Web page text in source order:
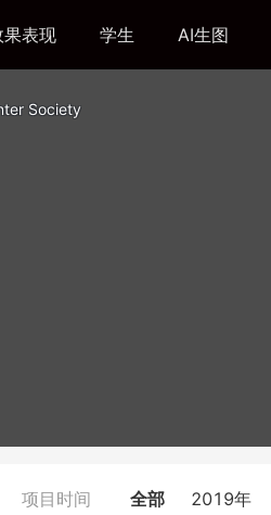
果表现 学生 AI生图
Society
项目时间 全部 2019年